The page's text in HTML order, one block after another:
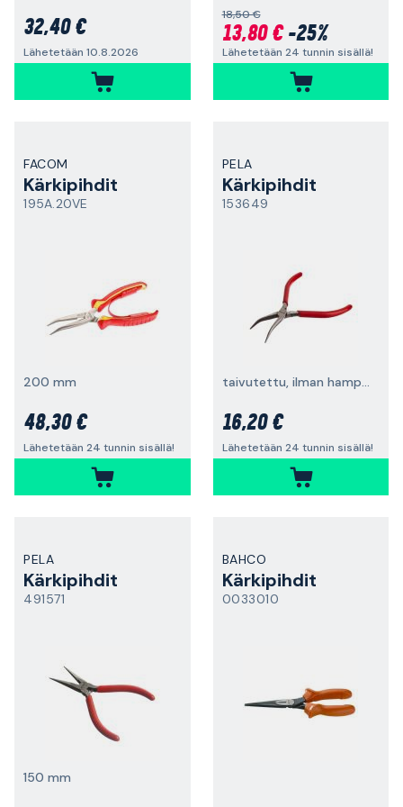
32,40 €
Lähetetään 10.8.2026
18,50 €
13,80 €-25%
Lähetetään 24 tunnin sisällä!
FACOM
Kärkipihdit
195A.20VE
200 mm
48,30 €
Lähetetään 24 tunnin sisällä!
PELA
Kärkipihdit
153649
taivutettu, ilman hampaita, 125 mm
16,20 €
Lähetetään 24 tunnin sisällä!
PELA
Kärkipihdit
491571
150 mm
BAHCO
Kärkipihdit
0033010